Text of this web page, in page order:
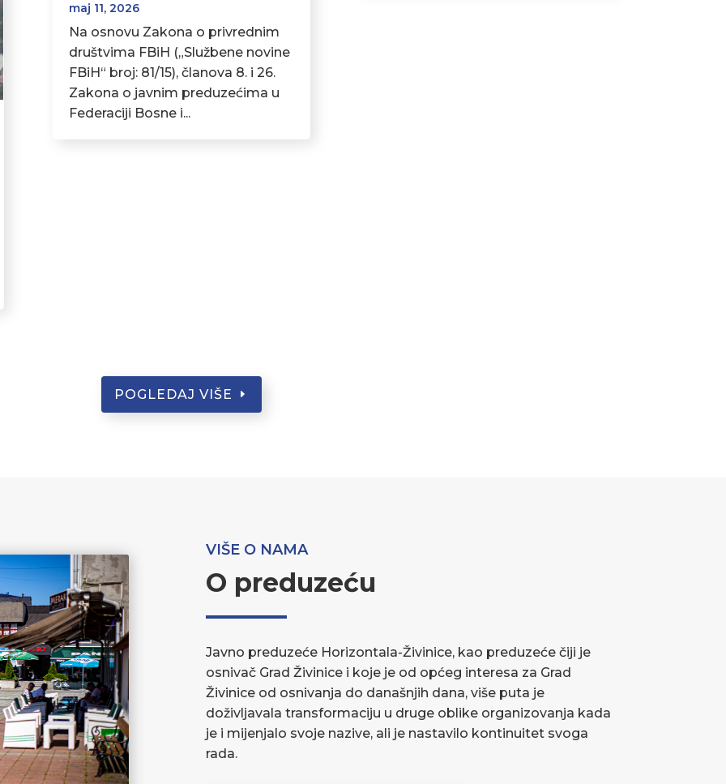
maj 11, 2026
Na osnovu Zakona o privrednim
društvima FBiH („Službene novine
FBiH“ broj: 81/15), članova 8. i 26.
Zakona o javnim preduzećima u
Federaciji Bosne i...
POGLEDAJ VIŠE
VIŠE O NAMA
O preduzeću
Javno preduzeće Horizontala-Živinice, kao preduzeće čiji je
osnivač Grad Živinice i koje je od općeg interesa za Grad
Živinice od osnivanja do današnjih dana, više puta je
doživljavala transformaciju u druge oblike organizovanja kada
je i mijenjalo svoje nazive, ali je nastavilo kontinuitet svoga
rada.